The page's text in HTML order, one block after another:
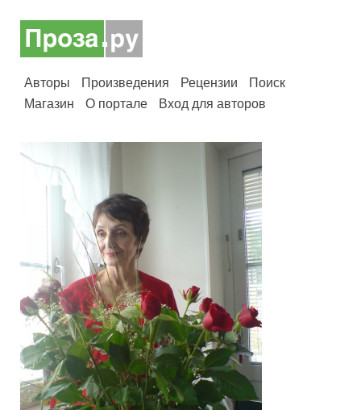
Авторы Произведения Рецензии
Поиск
Магазин
О портале Вход для авторов